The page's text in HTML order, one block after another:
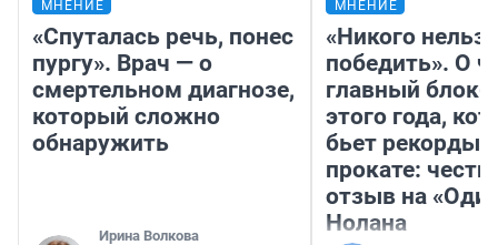
МНЕНИЕ
«Спуталась речь, понес
пургу». Врач — о
смертельном диагнозе,
который сложно
обнаружить
Ирина Волкова
МНЕНИЕ
«Никого нельзя
победить». О
главный
этого года,
бьет рекорды в
прокате:
отзыв на
Нолана